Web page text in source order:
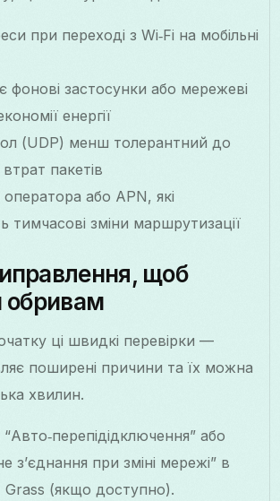
при переході з Wi‑Fi на мобільні
фонові застосунки або мережеві
енергії
(UDP) менш толерантний до
пакетів
або APN, які
тимчасові зміни маршрутизації
щоб
обривам
ці швидкі перевірки —
поширені причини та їх можна
хвилин.
“Авто‑перепідідключення” або
з’єднання при зміні мережі” в
Grass (якщо доступно).